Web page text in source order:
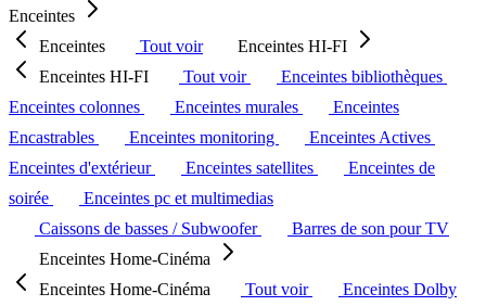
Enceintes
Enceintes
Tout voir
Enceintes HI-FI
Enceintes HI-FI
Tout voir
Enceintes bibliothèques
Enceintes colonnes
Enceintes murales
Enceintes
Encastrables
Enceintes monitoring
Enceintes Actives
Enceintes d'extérieur
Enceintes satellites
Enceintes de
soirée
Enceintes pc et multimedias
Caissons de basses / Subwoofer
Barres de son pour TV
Enceintes Home-Cinéma
Enceintes Home-Cinéma
Tout voir
Enceintes Dolby